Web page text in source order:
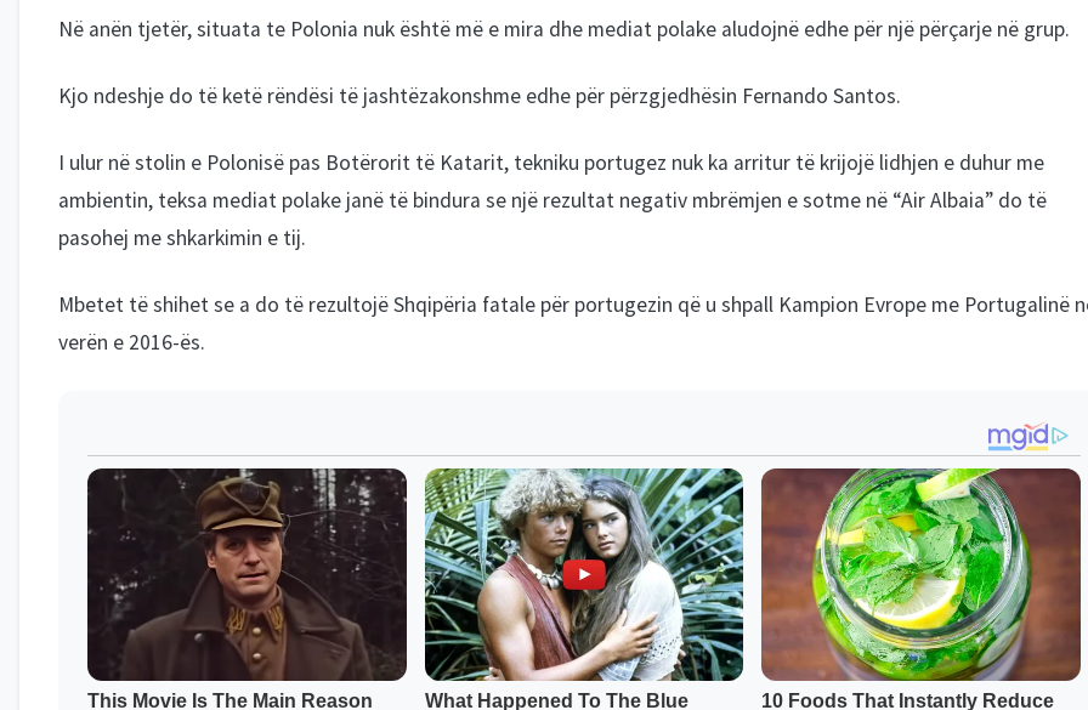
Në anën tjetër, situata te Polonia nuk është më e mira dhe mediat polake aludojnë edhe për një përçarje në grup.
Kjo ndeshje do të ketë rëndësi të jashtëzakonshme edhe për përzgjedhësin Fernando Santos.
I ulur në stolin e Polonisë pas Botërorit të Katarit, tekniku portugez nuk ka arritur të krijojë lidhjen e duhur me
ambientin, teksa mediat polake janë të bindura se një rezultat negativ mbrëmjen e sotme në “Air Albaia” do të
pasohej me shkarkimin e tij.
Mbetet të shihet se a do të rezultojë Shqipëria fatale për portugezin që u shpall Kampion Evrope me Portugalinë
verën e 2016-ës.